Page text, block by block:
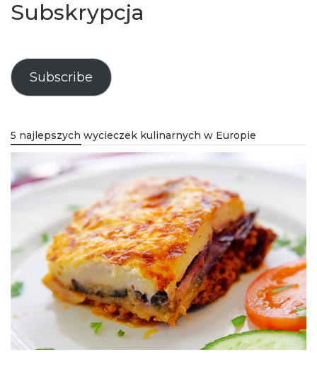
Subskrypcja
Subscribe
5 najlepszych wycieczek kulinarnych w Europie